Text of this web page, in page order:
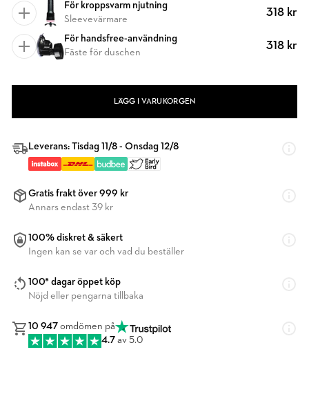
För kroppsvarm njutning
Sleevevärmare
318 kr
För handsfree-användning
Fäste för duschen
318 kr
LÄGG I VARUKORGEN
Leverans: Tisdag 11/8 - Onsdag 12/8
Gratis frakt över 999 kr
Annars endast 39 kr
100% diskret & säkert
Ingen kan se var och vad du beställer
100* dagar öppet köp
Nöjd eller pengarna tillbaka
10 947 omdömen på
4.7 av 5.0